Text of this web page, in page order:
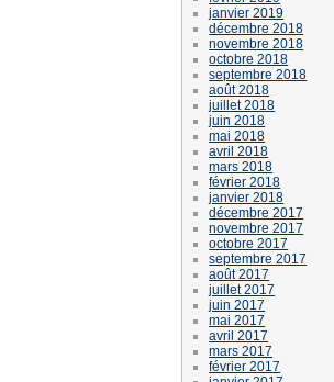
janvier 2019
décembre 2018
novembre 2018
octobre 2018
septembre 2018
août 2018
juillet 2018
juin 2018
mai 2018
avril 2018
mars 2018
février 2018
janvier 2018
décembre 2017
novembre 2017
octobre 2017
septembre 2017
août 2017
juillet 2017
juin 2017
mai 2017
avril 2017
mars 2017
février 2017